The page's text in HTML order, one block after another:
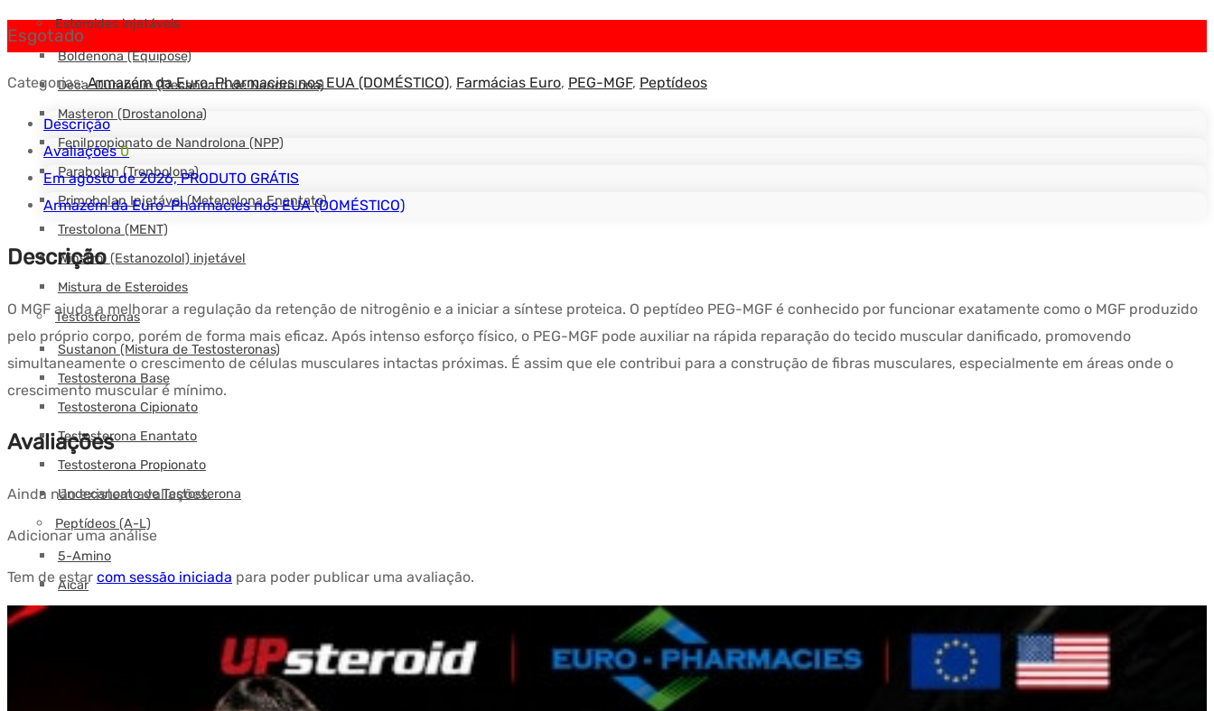
Esteroides injetáveis
Boldenona (Equipose)
Deca-Durabolin (Decanoato de Nandrolona)
Masteron (Drostanolona)
Fenilpropionato de Nandrolona (NPP)
Parabolan (Trenbolona)
Primobolan Injetável (Metenolona Enantato)
Trestolona (MENT)
Winstrol (Estanozolol) injetável
Mistura de Esteroides
Testosteronas
Sustanon (Mistura de Testosteronas)
Testosterona Base
Testosterona Cipionato
Testosterona Enantato
Testosterona Propionato
Undecanoato de Testosterona
Peptídeos (A-L)
5-Amino
Aicar
Esgotado
Categorias:Armazém da Euro-Pharmacies nos EUA (DOMÉSTICO), Farmácias Euro, PEG-MGF, Peptídeos
Descrição
Avaliações0
Em agosto de 2026, PRODUTO GRÁTIS
Armazém da Euro-Pharmacies nos EUA (DOMÉSTICO)
Descrição
O MGF ajuda a melhorar a regulação da retenção de nitrogênio e a iniciar a síntese proteica. O peptídeo PEG-MGF é conhecido por funcionar exatamente como o MGF produzido
pelo próprio corpo, porém de forma mais eficaz. Após intenso esforço físico, o PEG-MGF pode auxiliar na rápida reparação do tecido muscular danificado, promovendo
simultaneamente o crescimento de células musculares intactas próximas. É assim que ele contribui para a construção de fibras musculares, especialmente em áreas onde o
crescimento muscular é mínimo.
Avaliações
Ainda não existem avaliações.
Adicionar uma análise
Tem de estar com sessão iniciada para poder publicar uma avaliação.